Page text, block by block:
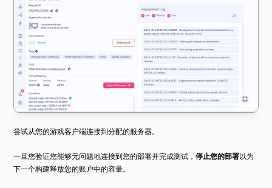
尝试从您的游戏客户端连接到分配的服务器。
一旦您验证您能够无问题地连接到您的部署并完成测试，停止您的部署以为
下一个构建释放您的账户中的容量。